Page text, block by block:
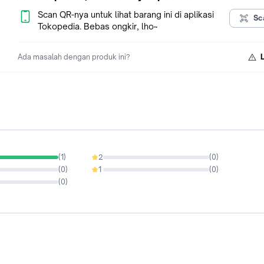
Scan QR-nya untuk lihat barang ini di aplikasi
Tokopedia. Bebas ongkir, lho~
Ada masalah dengan produk ini?
(1)
(0)
(0)
2 (0)
0%
1 (0)
0%